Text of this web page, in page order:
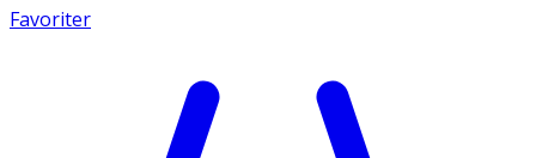
Favoriter